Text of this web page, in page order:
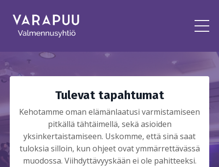
Tulevat tapahtumat
Kehotamme oman elämänlaatusi varmistamiseen
pitkällä tähtäimellä, sekä asioiden
yksinkertaistamiseen. Uskomme, että sinä saat
tuloksia silloin, kun ohjeet ovat ymmärrettävässä
muodossa. Viihdyttävyyskään ei ole pahitteeksi.